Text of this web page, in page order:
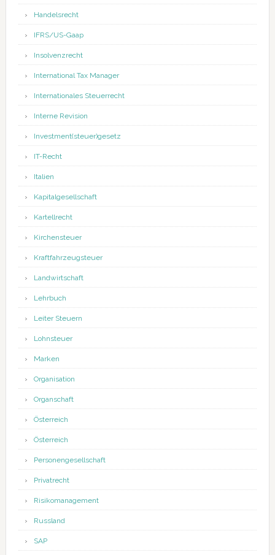
Handelsrecht
IFRS/US-Gaap
Insolvenzrecht
International Tax Manager
Internationales Steuerrecht
Interne Revision
Investment(steuer)gesetz
IT-Recht
Italien
Kapitalgesellschaft
Kartellrecht
Kirchensteuer
Kraftfahrzeugsteuer
Landwirtschaft
Lehrbuch
Leiter Steuern
Lohnsteuer
Marken
Organisation
Organschaft
Österreich
Österreich
Personengesellschaft
Privatrecht
Risikomanagement
Russland
SAP